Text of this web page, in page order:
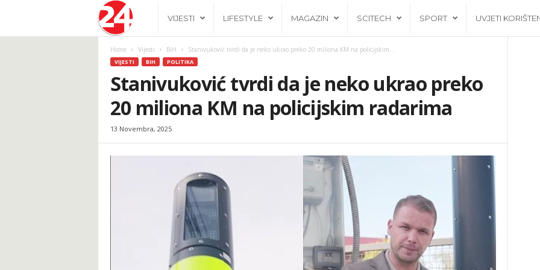
.
VIJESTI LIFESTYLE MAGAZIN SCITECH SPORT UVJETI
Home Vijesti BiH Stanivuković tvrdi da je neko ukrao preko 20 miliona KM na policijskim...
VIJESTI BIH POLITIKA
Stanivuković tvrdi da je neko ukrao preko
20 miliona KM na policijskim radarima
13 Novembra, 2025